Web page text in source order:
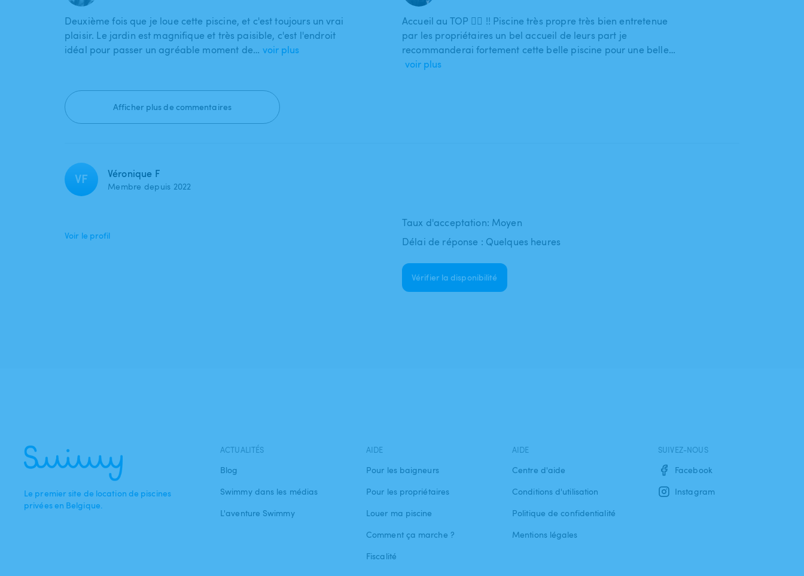
Deuxième fois que je loue cette piscine, et c'est toujours un vrai
plaisir. Le jardin est magnifique et très paisible, c'est l'endroit
idéal pour passer un agréable moment de… voir plus
Accueil au TOP 👌🏽 !! Piscine très propre très bien entretenue
par les propriétaires un bel accueil de leurs part je
recommanderai fortement cette belle piscine pour une belle…
voir plus
Afficher plus de commentaires
VF Véronique F
Membre depuis 2022
Voir le profil
Taux d'acceptation: Moyen
Délai de réponse : Quelques heures
Vérifier la disponibilité
Le premier site de location de piscines
privées en Belgique.
ACTUALITÉS
Blog
Swimmy dans les médias
L'aventure Swimmy
AIDE
Pour les baigneurs
Pour les propriétaires
Louer ma piscine
Comment ça marche ?
Fiscalité
AIDE
Centre d'aide
Conditions d'utilisation
Politique de confidentialité
Mentions légales
SUIVEZ-NOUS
Facebook
Instagram